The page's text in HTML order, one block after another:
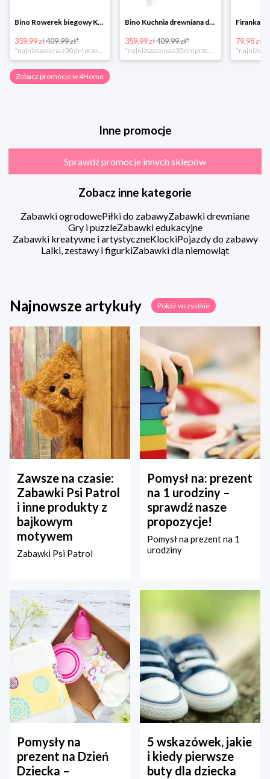
Bino Rowerek biegowy Krecik
359.99 zł409.99 zł*
Bino Kuchnia drewniana dla dzieci Provence
359.99 zł409.99 zł* 79.98 zł
Zobacz promocje w 4Home
Inne promocje
Sprawdź promocje innych sklepów
Zobacz inne kategorie
Zabawki ogrodowePiłki do zabawyZabawki drewniane
Gry i puzzleZabawki edukacyjne
Zabawki kreatywne i artystyczneKlockiPojazdy do zabawy
Lalki, zestawy i figurkiZabawki dla niemowląt
Najnowsze artykuły Pokaż wszystkie
Zawsze na czasie:
Zabawki Psi Patrol
i inne produkty z
bajkowym
motywem
Zabawki Psi Patrol
Pomysł na: prezent
na 1 urodziny –
sprawdź nasze
propozycje!
Pomysł na prezent na 1
urodziny
Pomysły na
prezent na Dzień
Dziecka –
5 wskazówek, jakie
i kiedy pierwsze
buty dla dziecka